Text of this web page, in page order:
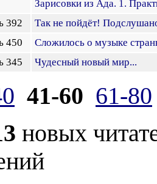
Зарисовки из Ада. 1.
392
Так не пойдёт!
450
Сложилось о музыке
345
Чудесный новый мир...
41-60 61-80
новых